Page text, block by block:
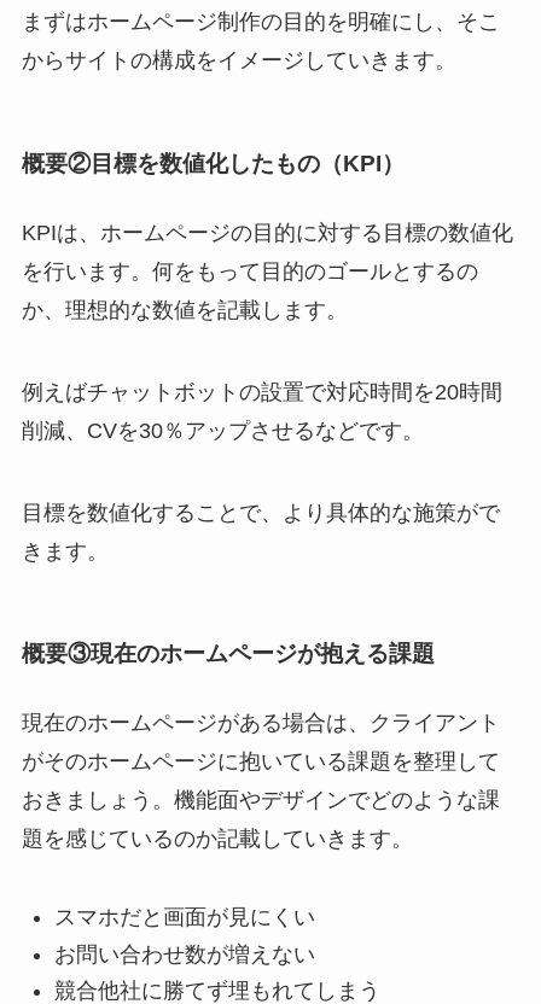
まずはホームページ制作の目的を明確にし、そこ
からサイトの構成をイメージしていきます。
概要②目標を数値化したもの（KPI）
KPIは、ホームページの目的に対する目標の数値化
を行います。何をもって目的のゴールとするの
か、理想的な数値を記載します。
例えばチャットボットの設置で対応時間を20時間
削減、CVを30％アップさせるなどです。
目標を数値化することで、より具体的な施策がで
きます。
概要③現在のホームページが抱える課題
現在のホームページがある場合は、クライアント
がそのホームページに抱いている課題を整理して
おきましょう。機能面やデザインでどのような課
題を感じているのか記載していきます。
スマホだと画面が見にくい
お問い合わせ数が増えない
競合他社に勝てず埋もれてしまう